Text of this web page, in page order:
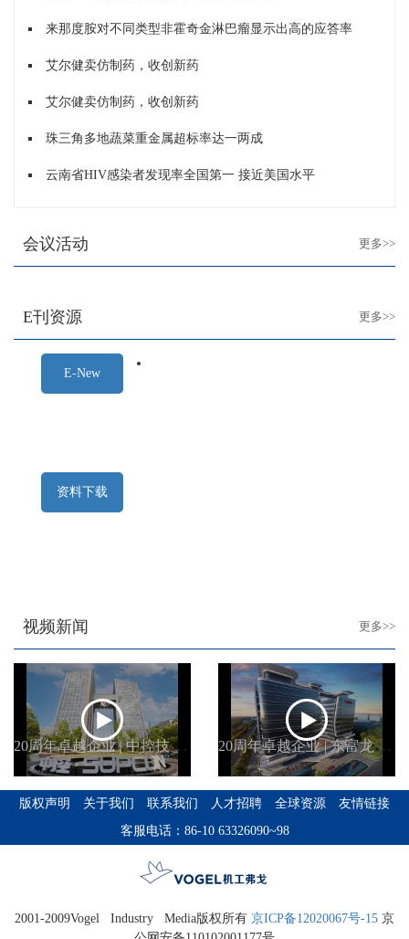
来那度胺对不同类型非霍奇金淋巴瘤显示出高的应答率
艾尔健卖仿制药，收创新药
艾尔健卖仿制药，收创新药
珠三角多地蔬菜重金属超标率达一两成
云南省HIV感染者发现率全国第一 接近美国水平
会议活动 更多>>
E刊资源 更多>>
E-New
资料下载
视频新闻 更多>>
2
0周年卓越企业 | 中控技术股份有限公司 2
0周年卓越企业 | 东富龙科技集团股份有限公司
版权声明 关于我们 联系我们 人才招聘 全球资源
友情链接
客服电话：86-10 63326090~98
2001-2009Vogel Industry Media版权所有 京ICP备12020067号-15 京